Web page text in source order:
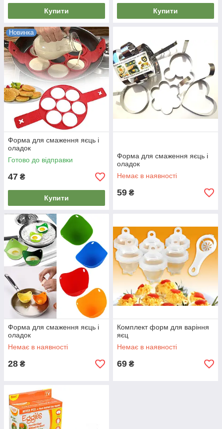
Купити Купити
Новинка
Форма для смаження яєць і
оладок
Готово до відправки
47 ₴
Купити
Форма для смаження яєць і
оладок
Немає в наявності
59 ₴
Форма для смаження яєць і
оладок
Немає в наявності
28 ₴
Комплект форм для варіння
яєц
Немає в наявності
69 ₴